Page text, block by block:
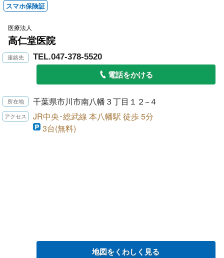
スマホ保険証
医療法人
高仁堂医院
TEL.047-378-5520
電話をかける
千葉県市川市南八幡３丁目１２−４
JR中央･総武線 本八幡駅 徒歩 5分
3台(無料)
地図をくわしく見る